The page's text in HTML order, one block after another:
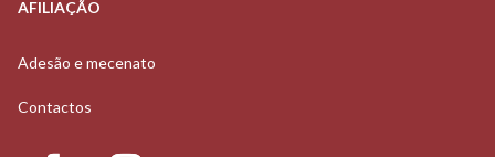
AFILIAÇÃO
Adesão e mecenato
Contactos